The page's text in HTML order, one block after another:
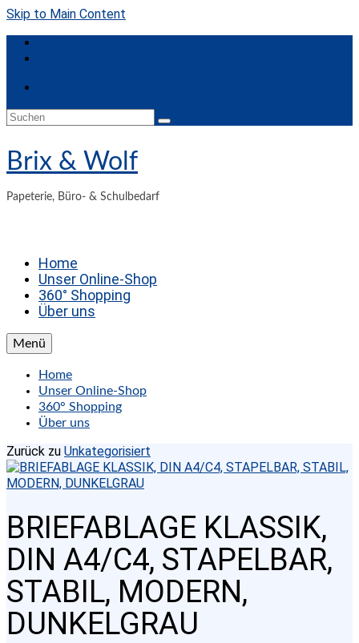
Skip to Main Content
Suche
Brix & Wolf
Papeterie, Büro- & Schulbedarf
Home
Unser Online-Shop
360° Shopping
Über uns
Menü
Home
Unser Online-Shop
360° Shopping
Über uns
Zurück zu Unkategorisiert
BRIEFABLAGE KLASSIK,
DIN A4/C4, STAPELBAR,
STABIL, MODERN,
DUNKELGRAU